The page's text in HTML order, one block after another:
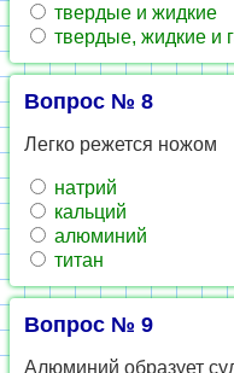
твердые и жидкие
твердые, жидкие и
Вопрос № 8
Легко режется ножом
натрий
кальций
алюминий
титан
Вопрос № 9
Алюминий образует